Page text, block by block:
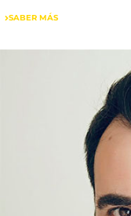
SABER MÁS